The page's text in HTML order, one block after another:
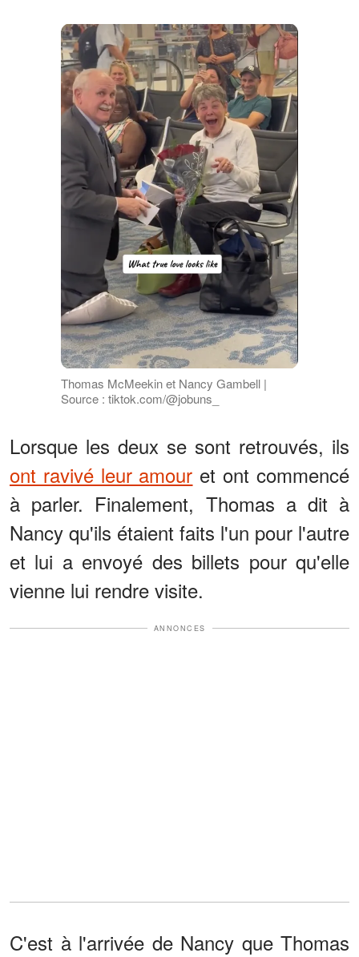
Thomas McMeekin et Nancy Gambell |
Source : tiktok.com/@jobuns_
Lorsque les deux se sont retrouvés, ils
ont ravivé leur amour et ont commencé
à parler. Finalement, Thomas a dit à
Nancy qu'ils étaient faits l'un pour l'autre
et lui a envoyé des billets pour qu'elle
vienne lui rendre visite.
ANNONCES
C'est à l'arrivée de Nancy que Thomas